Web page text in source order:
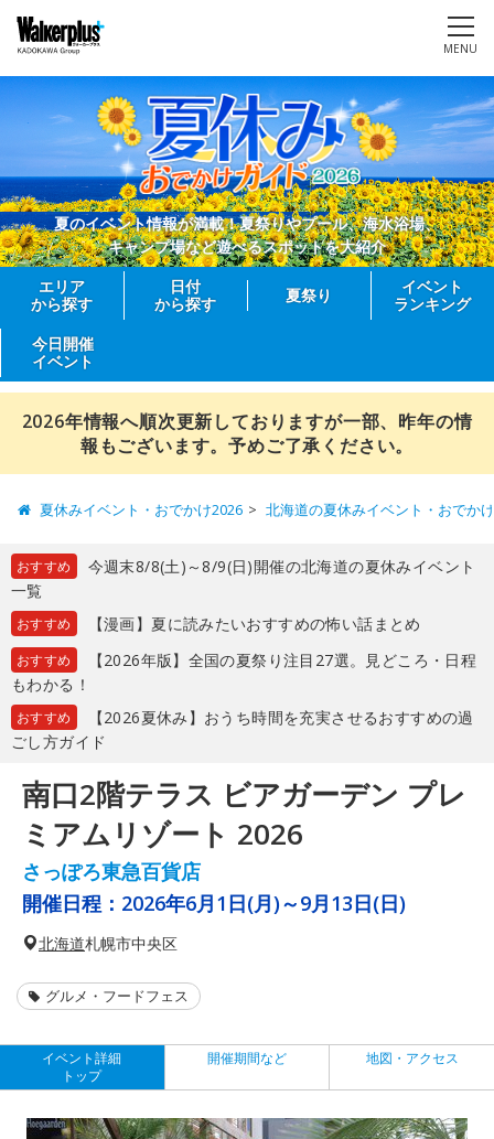
MENU
夏のイベント情報が満載！夏祭りやプール、海水浴場、
キャンプ場など遊べるスポットを大紹介
エリア
から探す
日付
から探す
夏祭り
イベント
ランキング
今日開催
イベント
2026年情報へ順次更新しておりますが一部、昨年の情
報もございます。予めご了承ください。
夏休みイベント・おでかけ2026 北海道の夏休みイベント・おでか
おすすめ
今週末8/8(土)～8/9(日)開催の北海道の夏休みイベント
一覧
おすすめ 【漫画】夏に読みたいおすすめの怖い話まとめ
おすすめ
【2026年版】全国の夏祭り注目27選。見どころ・日程
もわかる！
おすすめ
【2026夏休み】おうち時間を充実させるおすすめの過
ごし方ガイド
南口2階テラス ビアガーデン プレ
ミアムリゾート 2026
さっぽろ東急百貨店
開催日程： 2026年6月1日(月)～9月13日(日)
北海道札幌市中央区
グルメ・フードフェス
イベント詳細
トップ
開催期間など 地図・アクセス